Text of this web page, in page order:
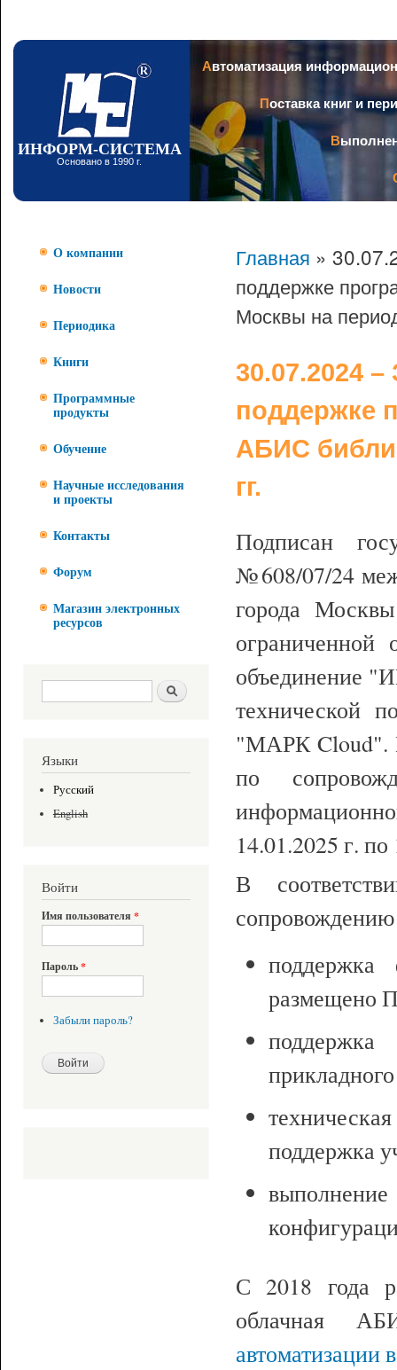
ИНФОРМ-СИСТЕМА
Основано в 1990 г.
Автоматизация
Поставка книг и
О компании
Новости
Периодика
Книги
Программные
продукты
Обучение
Научные исследования
и проекты
Контакты
Форум
Магазин электронных
ресурсов
Форма поиска Поиск
Языки
Русский
English
Войти
Имя пользователя *
Пароль*
Забыли пароль?
Главная »
поддержке
Москвы на
30.07.2024
поддержке
АБИС
гг.
Подписан
№608/07/24
города
ограниченной
объединение
технической
"МАРК Cloud".
по
14.01.2025 г. по
В
сопровождению
размещено
поддержка
поддержка
С 2018 года
облачная
автоматизации